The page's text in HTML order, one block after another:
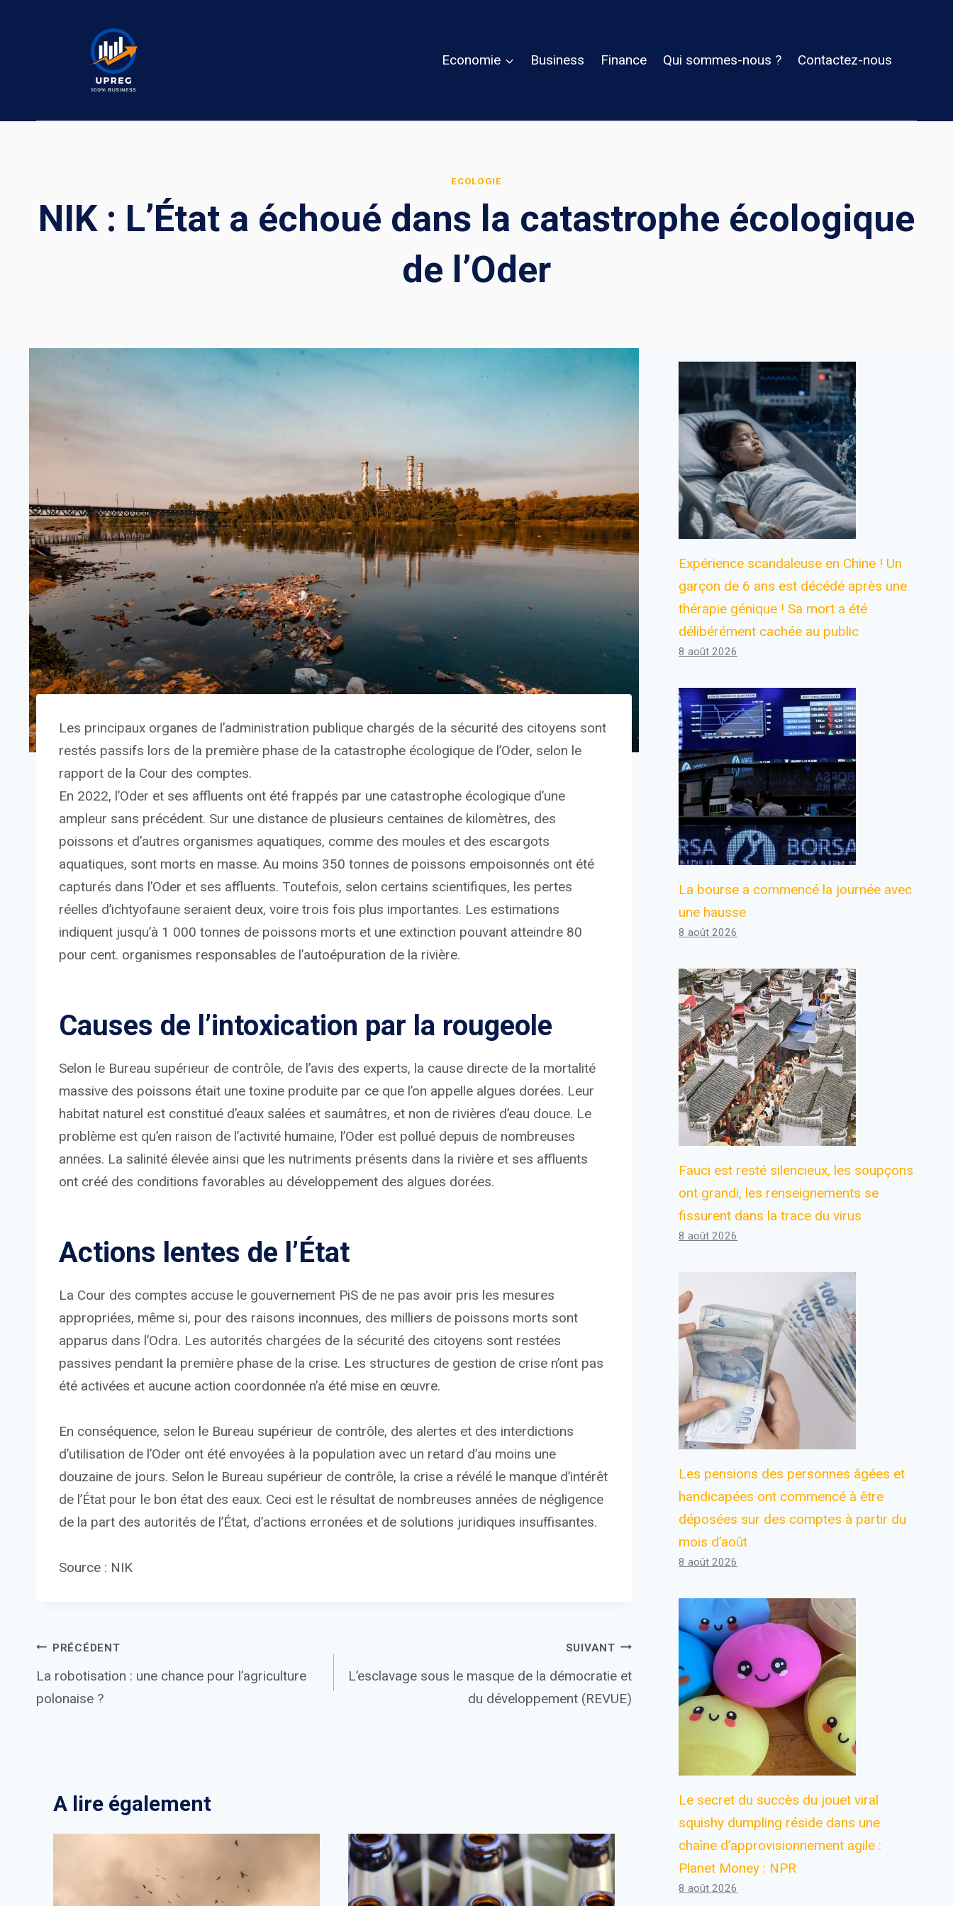
Economie Business Finance Qui sommes-nous ? Contactez-nous
ECOLOGIE
NIK : L’État a échoué dans la catastrophe écologique
de l’Oder
Les principaux organes de l’administration publique chargés de la sécurité des citoyens sont
restés passifs lors de la première phase de la catastrophe écologique de l’Oder, selon le
rapport de la Cour des comptes.
En 2022, l’Oder et ses affluents ont été frappés par une catastrophe écologique d’une
ampleur sans précédent. Sur une distance de plusieurs centaines de kilomètres, des
poissons et d’autres organismes aquatiques, comme des moules et des escargots
aquatiques, sont morts en masse. Au moins 350 tonnes de poissons empoisonnés ont été
capturés dans l’Oder et ses affluents. Toutefois, selon certains scientifiques, les pertes
réelles d’ichtyofaune seraient deux, voire trois fois plus importantes. Les estimations
indiquent jusqu’à 1 000 tonnes de poissons morts et une extinction pouvant atteindre 80
pour cent. organismes responsables de l’autoépuration de la rivière.
Causes de l’intoxication par la rougeole
Selon le Bureau supérieur de contrôle, de l’avis des experts, la cause directe de la mortalité
massive des poissons était une toxine produite par ce que l’on appelle algues dorées. Leur
habitat naturel est constitué d’eaux salées et saumâtres, et non de rivières d’eau douce. Le
problème est qu’en raison de l’activité humaine, l’Oder est pollué depuis de nombreuses
années. La salinité élevée ainsi que les nutriments présents dans la rivière et ses affluents
ont créé des conditions favorables au développement des algues dorées.
Actions lentes de l’État
La Cour des comptes accuse le gouvernement PiS de ne pas avoir pris les mesures
appropriées, même si, pour des raisons inconnues, des milliers de poissons morts sont
apparus dans l’Odra. Les autorités chargées de la sécurité des citoyens sont restées
passives pendant la première phase de la crise. Les structures de gestion de crise n’ont pas
été activées et aucune action coordonnée n’a été mise en œuvre.
En conséquence, selon le Bureau supérieur de contrôle, des alertes et des interdictions
d’utilisation de l’Oder ont été envoyées à la population avec un retard d’au moins une
douzaine de jours. Selon le Bureau supérieur de contrôle, la crise a révélé le manque d’intérêt
de l’État pour le bon état des eaux. Ceci est le résultat de nombreuses années de négligence
de la part des autorités de l’État, d’actions erronées et de solutions juridiques insuffisantes.
Source : NIK
Navigation
de
PRÉCÉDENT
La robotisation : une chance pour l’agriculture
polonaise ?
SUIVANT
L’esclavage sous le masque de la démocratie et
du développement (REVUE)
A lire également
Expérience scandaleuse en Chine ! Un
garçon de 6 ans est décédé après une
thérapie génique ! Sa mort a été
délibérément cachée au public
8 août 2026
La bourse a commencé la journée avec
une hausse
8 août 2026
Fauci est resté silencieux, les soupçons
ont grandi, les renseignements se
fissurent dans la trace du virus
8 août 2026
Les pensions des personnes âgées et
handicapées ont commencé à être
déposées sur des comptes à partir du
mois d’août
8 août 2026
Le secret du succès du jouet viral
squishy dumpling réside dans une
chaîne d’approvisionnement agile :
Planet Money : NPR
8 août 2026